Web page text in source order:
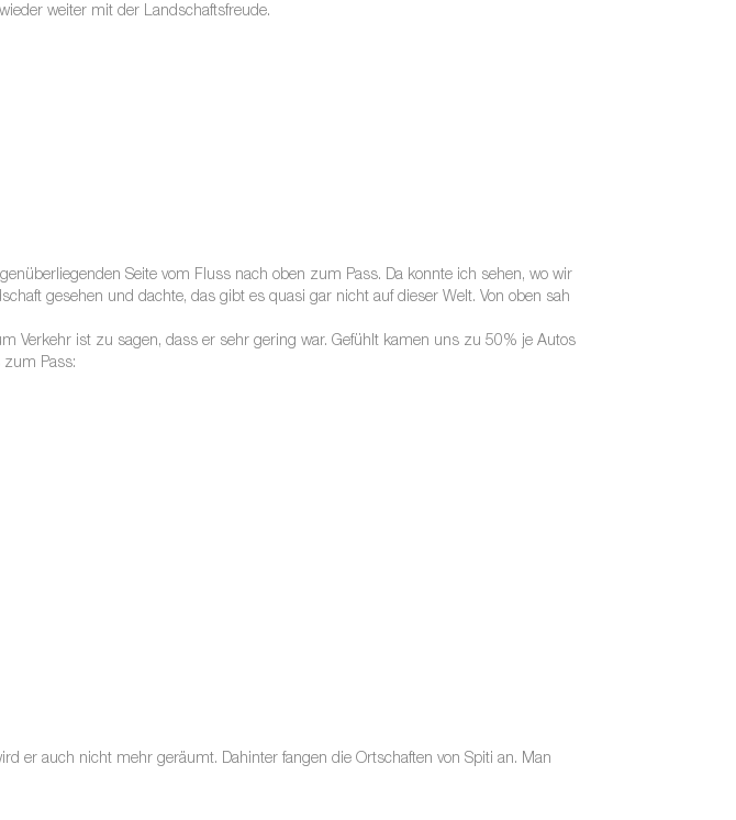
weiter mit der Landschaftsfreude.
Seite vom Fluss nach oben zum Pass. Da konnte ich sehen, wo wir
gesehen und dachte, das gibt es quasi gar nicht auf dieser Welt. Von oben sah
Verkehr ist zu sagen, dass er sehr gering war. Gefühlt kamen uns zu 50% je Autos
zum Pass:
er auch nicht mehr geräumt. Dahinter fangen die Ortschaften von Spiti an. Man